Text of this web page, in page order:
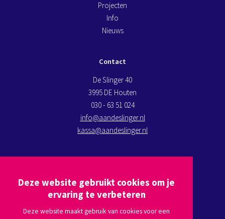
Deze website gebruikt cookies om je
ervaring te verbeteren
Deze website maakt gebruik van cookies voor een
Projecten
Info
Nieuws
Contact
De Slinger 40
3995 DE Houten
030 - 63 51 024
info@aandeslinger.nl
kassa@aandeslinger.nl
Plan een route via Google maps